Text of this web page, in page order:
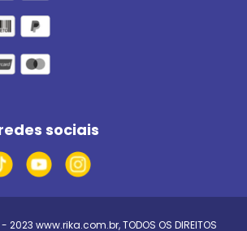
sociais
2023 www.rika.com.br, TODOS OS DIREITOS